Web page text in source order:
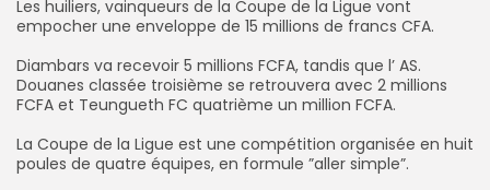
‎‎Les huiliers, vainqueurs de la Coupe de la Ligue vont
empocher une enveloppe de 15 millions de francs CFA.
‎Diambars va recevoir 5 millions FCFA, tandis que l’ AS.
Douanes classée troisième se retrouvera avec 2 millions
FCFA et Teungueth FC quatrième un million FCFA.
‎La Coupe de la Ligue est une compétition organisée en huit
poules de quatre équipes, en formule ”aller simple”.